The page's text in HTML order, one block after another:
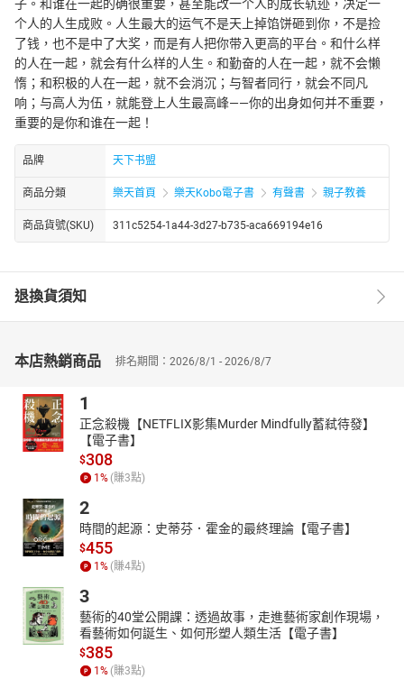
子。和谁在一起的确很重要，甚至能改一个人的成长轨迹，决定一
个人的人生成败。人生最大的运气不是天上掉馅饼砸到你，不是捡
了钱，也不是中了大奖，而是有人把你带入更高的平台。和什么样
的人在一起，就会有什么样的人生。和勤奋的人在一起，就不会懒
惰；和积极的人在一起，就不会消沉；与智者同行，就会不同凡
响；与高人为伍，就能登上人生最高峰——你的出身如何并不重要，
重要的是你和谁在一起！
品牌 天下书盟
商品分類 樂天首頁 樂天Kobo電子書 有聲書 親子教養
商品貨號(SKU) 311c5254-1a44-3d27-b735-aca669194e16
退換貨須知
本店熱銷商品 排名期間：2026/8/1 - 2026/8/7
1
正念殺機【NETFLIX影集Murder Mindfully蓄弒待發】
【電子書】
$308
1% (賺3點)
2
時間的起源：史蒂芬．霍金的最終理論【電子書】
$455
1% (賺4點)
3
藝術的40堂公開課：透過故事，走進藝術家創作現場，
看藝術如何誕生、如何形塑人類生活【電子書】
$385
1% (賺3點)